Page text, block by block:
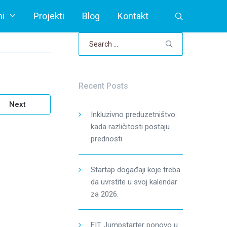
Projekti Blog Kontakt
Next
Recent Posts
Inkluzivno preduzetništvo:
kada različitosti postaju
prednosti
Startap događaji koje treba
da uvrstite u svoj kalendar
za 2026.
EIT Jumpstarter ponovo u